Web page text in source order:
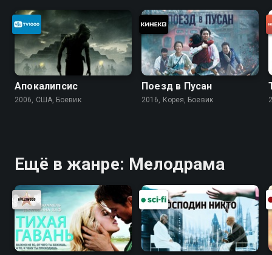
Апокалипсис
2006, США, Боевик
Поезд в Пусан
2016, Корея, Боевик
Ещё в жанре: Мелодрама